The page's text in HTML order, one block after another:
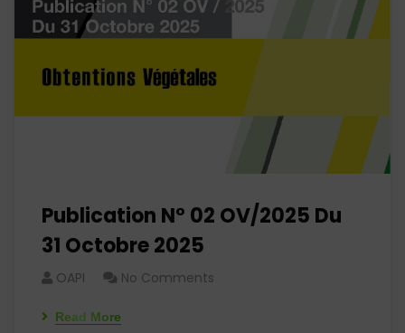
Publication N° 02 OV/2025 Du
31 Octobre 2025
OAPI No Comments
Read More